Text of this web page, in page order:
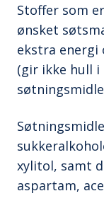
Stoffer som
ønsket
ekstra energi
(gir ikke hull i
xylitol, samt
aspartam,